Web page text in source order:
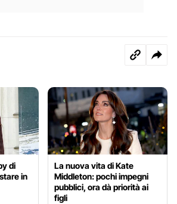
di
in
La nuova vita di Kate
Middleton: pochi impegni
pubblici, ora dà priorità ai
figli